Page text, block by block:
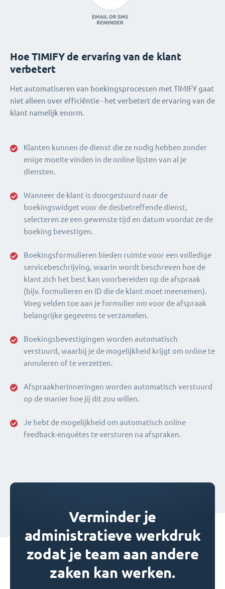
Klanten kunnen de dienst die ze nodig hebben zonder
enige moeite vinden in de online lijsten van al je
diensten.
Wanneer de klant is doorgestuurd naar de
boekingswidget voor de desbetreffende dienst,
selecteren ze een gewenste tijd en datum voordat ze de
boeking bevestigen.
Boekingsformulieren bieden ruimte voor een volledige
servicebeschrijving, waarin wordt beschreven hoe de
klant zich het best kan voorbereiden op de afspraak
(bijv. formulieren en ID die de klant moet meenemen).
Voeg velden toe aan je formulier om voor de afspraak
belangrijke gegevens te verzamelen.
Boekingsbevestigingen worden automatisch
verstuurd, waarbij je de mogelijkheid krijgt om online te
annuleren of te verzetten.
Afspraakherinneringen worden automatisch verstuurd
op de manier hoe jij dit zou willen.
Je hebt de mogelijkheid om automatisch online
feedback-enquêtes te versturen na afspraken.
Hoe TIMIFY de ervaring van de klant
verbetert
Het automatiseren van boekingsprocessen met TIMIFY gaat
niet alleen over efficiëntie - het verbetert de ervaring van de
klant namelijk enorm.
Verminder je
administratieve werkdruk
zodat je team aan andere
zaken kan werken.